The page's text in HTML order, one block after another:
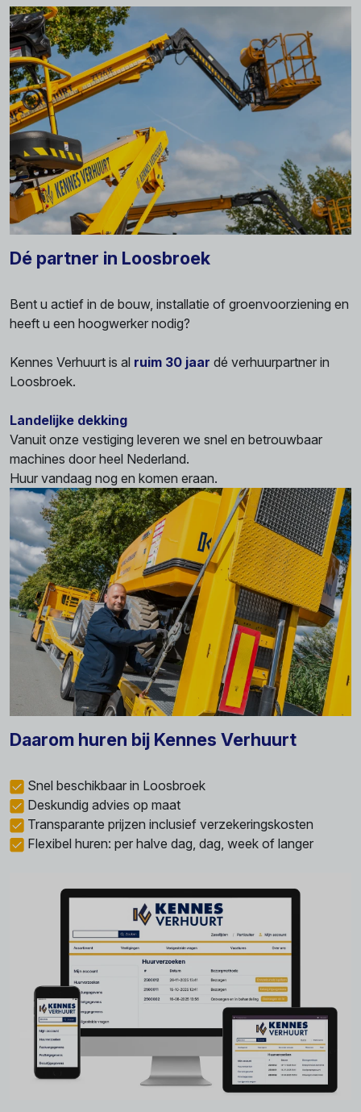
Dé partner in Loosbroek
Bent u actief in de bouw, installatie of groenvoorziening en
heeft u een hoogwerker nodig?
Kennes Verhuurt is al ruim 30 jaar dé verhuurpartner in
Loosbroek.
Landelijke dekking
Vanuit onze vestiging leveren we snel en betrouwbaar
machines door heel Nederland.
Huur vandaag nog en komen eraan.
Daarom huren bij Kennes Verhuurt
Snel beschikbaar in Loosbroek
Deskundig advies op maat
Transparante prijzen inclusief verzekeringskosten
Flexibel huren: per halve dag, dag, week of langer